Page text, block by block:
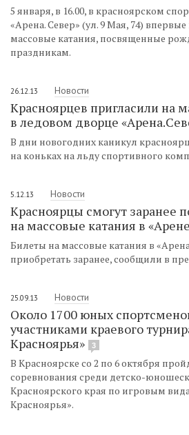
5 января, в 16.00, в красноярском
«Арена. Север» (ул. 9 Мая, 74)
массовые катания, посвященные
праздникам.
26.12.13 Новости
Красноярцев пригласили на
в ледовом дворце
В дни новогодних каникул
на коньках на льду спортивного
5.12.13 Новости
Красноярцы смогут заранее
на массовые катания в
Билеты на массовые катания в
приобретать заранее, сообщили в
25.09.13 Новости
Около 1700 юных
участниками краевого
Красноярья»
3
В Красноярске со 2 по 6 октября
соревнования среди детско-
Красноярского края по игровым
Красноярья».